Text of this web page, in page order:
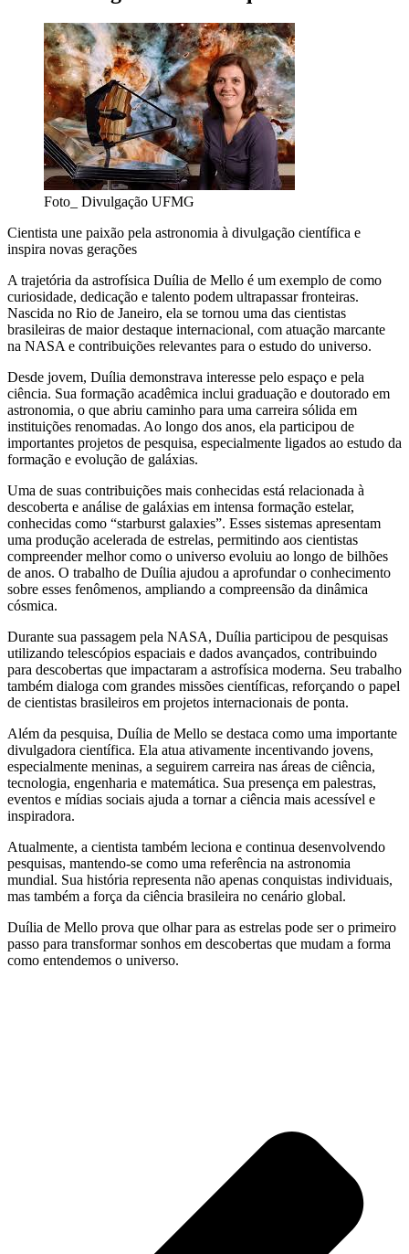
Foto_ Divulgação UFMG
Cientista une paixão pela astronomia à divulgação científica e
inspira novas gerações
A trajetória da astrofísica Duília de Mello é um exemplo de como
curiosidade, dedicação e talento podem ultrapassar fronteiras.
Nascida no Rio de Janeiro, ela se tornou uma das cientistas
brasileiras de maior destaque internacional, com atuação marcante
na NASA e contribuições relevantes para o estudo do universo.
Desde jovem, Duília demonstrava interesse pelo espaço e pela
ciência. Sua formação acadêmica inclui graduação e doutorado em
astronomia, o que abriu caminho para uma carreira sólida em
instituições renomadas. Ao longo dos anos, ela participou de
importantes projetos de pesquisa, especialmente ligados ao estudo da
formação e evolução de galáxias.
Uma de suas contribuições mais conhecidas está relacionada à
descoberta e análise de galáxias em intensa formação estelar,
conhecidas como “starburst galaxies”. Esses sistemas apresentam
uma produção acelerada de estrelas, permitindo aos cientistas
compreender melhor como o universo evoluiu ao longo de bilhões
de anos. O trabalho de Duília ajudou a aprofundar o conhecimento
sobre esses fenômenos, ampliando a compreensão da dinâmica
cósmica.
Durante sua passagem pela NASA, Duília participou de pesquisas
utilizando telescópios espaciais e dados avançados, contribuindo
para descobertas que impactaram a astrofísica moderna. Seu trabalho
também dialoga com grandes missões científicas, reforçando o papel
de cientistas brasileiros em projetos internacionais de ponta.
Além da pesquisa, Duília de Mello se destaca como uma importante
divulgadora científica. Ela atua ativamente incentivando jovens,
especialmente meninas, a seguirem carreira nas áreas de ciência,
tecnologia, engenharia e matemática. Sua presença em palestras,
eventos e mídias sociais ajuda a tornar a ciência mais acessível e
inspiradora.
Atualmente, a cientista também leciona e continua desenvolvendo
pesquisas, mantendo-se como uma referência na astronomia
mundial. Sua história representa não apenas conquistas individuais,
mas também a força da ciência brasileira no cenário global.
Duília de Mello prova que olhar para as estrelas pode ser o primeiro
passo para transformar sonhos em descobertas que mudam a forma
como entendemos o universo.